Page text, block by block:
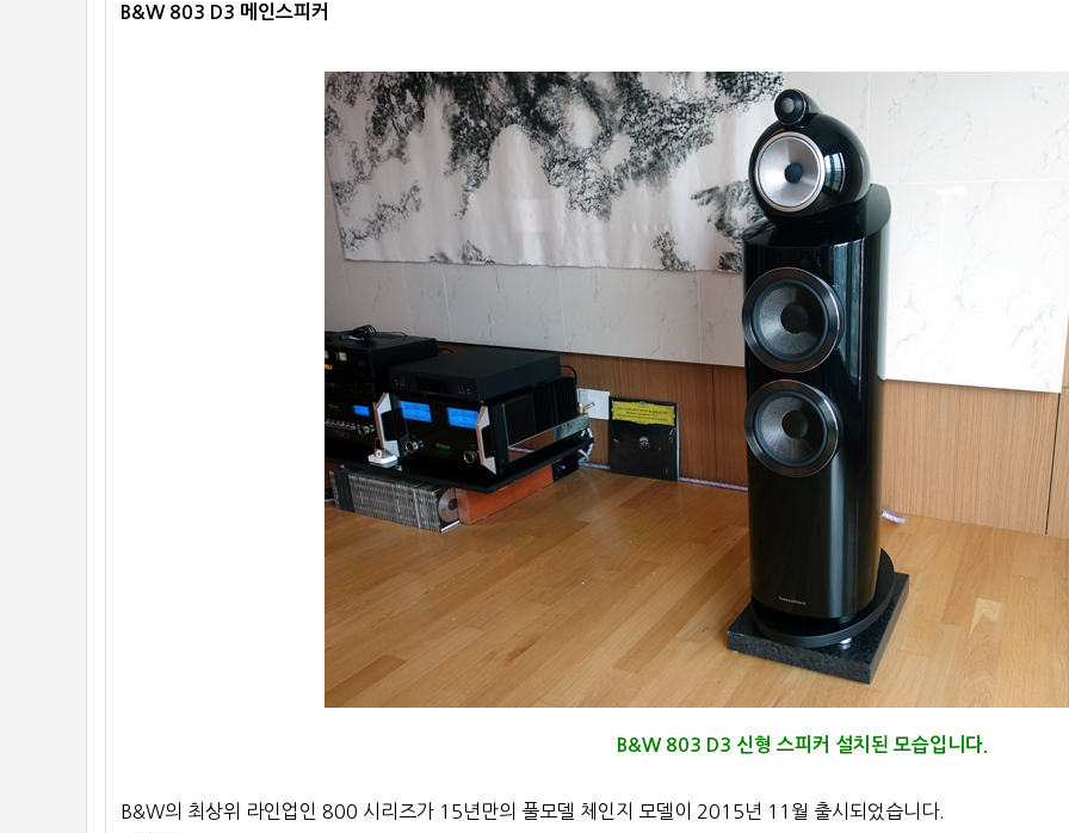
B&W 803 D3 메인스피커
B&W 803 D3 신형 스피커 설치된 모습입니다.
B&W의 최상위 라인업인 800 시리즈가 15년만의 풀모델 체인지 모델이 2015년 11월 출시되었습니다.